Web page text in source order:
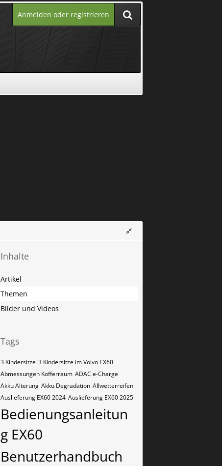
Anmelden oder registrieren
Inhalte
Artikel
Themen
Bilder und Videos
Tags
3 Kindersitze 3 Kindersitze im Volvo EX60
Abmessungen Kofferraum ADAC e-Charge
Akku Alterung Akku Degradation Allwetterreifen
Auslieferung EX60 2024 Auslieferung EX60 2025
Bedienungsanleitun
g EX60
Benutzerhandbuch